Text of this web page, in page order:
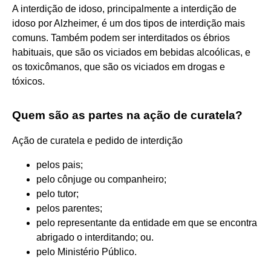
A interdição de idoso, principalmente a interdição de
idoso por Alzheimer, é um dos tipos de interdição mais
comuns. Também podem ser interditados os ébrios
habituais, que são os viciados em bebidas alcoólicas, e
os toxicômanos, que são os viciados em drogas e
tóxicos.
Quem são as partes na ação de curatela?
Ação de curatela e pedido de interdição
pelos pais;
pelo cônjuge ou companheiro;
pelo tutor;
pelos parentes;
pelo representante da entidade em que se encontra
abrigado o interditando; ou.
pelo Ministério Público.